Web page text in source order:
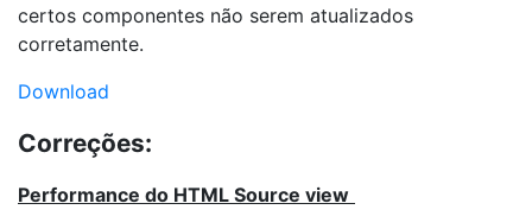
certos componentes não serem atualizados
corretamente.
Download
Correções:
Performance do HTML Source view